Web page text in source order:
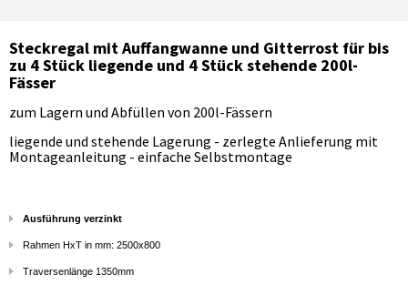
Steckregal mit Auffangwanne und Gitterrost für bis
zu 4 Stück liegende und 4 Stück stehende 200l-
Fässer
zum Lagern und Abfüllen von 200l-Fässern
liegende und stehende Lagerung - zerlegte Anlieferung mit
Montageanleitung - einfache Selbstmontage
Ausführung verzinkt
Rahmen HxT in mm: 2500x800
Traversenlänge 1350mm